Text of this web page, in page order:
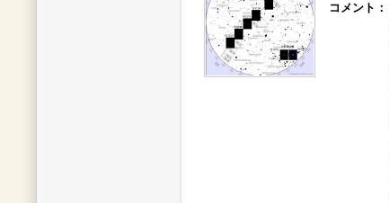
コメント：